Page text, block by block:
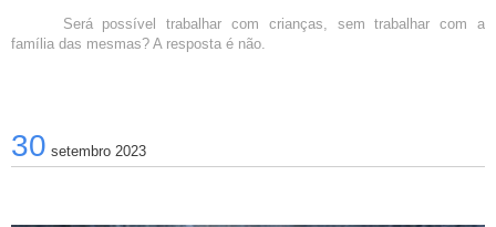
Será possível trabalhar com crianças, sem trabalhar com a
família das mesmas? A resposta é não.
30 setembro 2023